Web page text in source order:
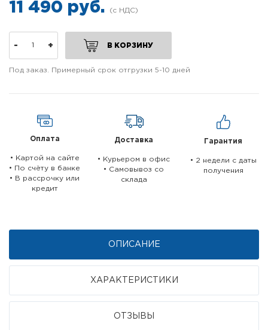
11 490 руб.
- + В КОРЗИНУ
Под заказ. Примерный срок отгрузки 5-10 дней
Оплата
• Картой на сайте
• По счёту в банке
• В рассрочку или
кредит
Доставка
• Курьером в офис
• Самовывоз со
склада
Гарантия
• 2 недели c даты
получения
ОПИСАНИЕ
ХАРАКТЕРИСТИКИ
ОТЗЫВЫ